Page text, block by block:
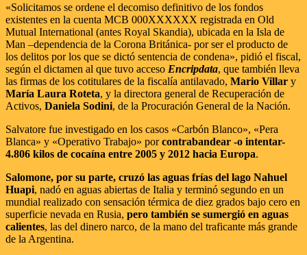
«Solicitamos se ordene el decomiso definitivo de los fondos
existentes en la cuenta MCB 000XXXXXX registrada en Old
Mutual International (antes Royal Skandia), ubicada en la Isla de
Man –dependencia de la Corona Británica- por ser el producto de
los delitos por los que se dictó sentencia de condena», pidió el fiscal,
según el dictamen al que tuvo acceso Encripdata, que también lleva
las firmas de los cotitulares de la fiscalía antilavado, Mario Villar y
María Laura Roteta, y la directora general de Recuperación de
Activos, Daniela Sodini, de la Procuración General de la Nación.
Salvatore fue investigado en los casos «Carbón Blanco», «Pera
Blanca» y «Operativo Trabajo» porcontrabandear -o intentar-
4.806 kilos de cocaína entre 2005 y 2012 hacia Europa.
Salomone, por su parte, cruzó las aguas frías del lago Nahuel
Huapi, nadó en aguas abiertas de Italia y terminó segundo en un
mundial realizado con sensación térmica de diez grados bajo cero en
superficie nevada en Rusia, pero también se sumergió en aguas
calientes, las del dinero narco, de la mano del traficante más grande
de la Argentina.